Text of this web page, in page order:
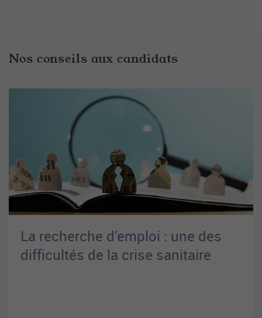
Nos conseils aux candidats
La recherche d’emploi : une des
difficultés de la crise sanitaire